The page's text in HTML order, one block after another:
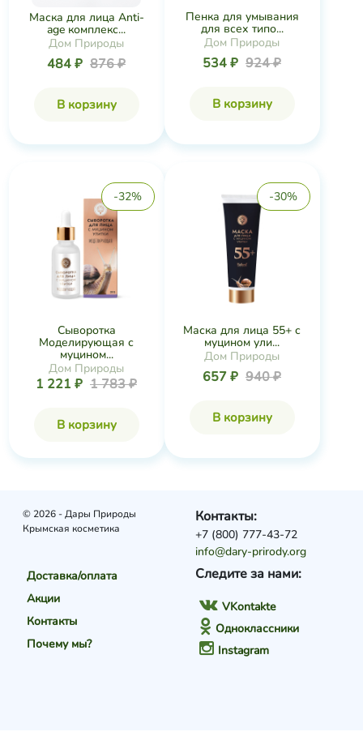
Маска для лица Anti-
age комплекс...
Дом Природы
484 ₽ 876 ₽
В корзину
Пенка для умывания
для всех типо...
Дом Природы
534 ₽ 924 ₽
В корзину
-32%
Сыворотка
Моделирующая с
муцином...
Дом Природы
1 221 ₽ 1 783 ₽
В корзину
-30%
Маска для лица 55+ с
муцином ули...
Дом Природы
657 ₽ 940 ₽
В корзину
© 2026 - Дары Природы
Крымская косметика
Доставка/оплата
Акции
Контакты
Почему мы?
Следите за нами:
VKontakte
Одноклассники
Instagram
Контакты:
+7 (800) 777-43-72
info@dary-prirody.org